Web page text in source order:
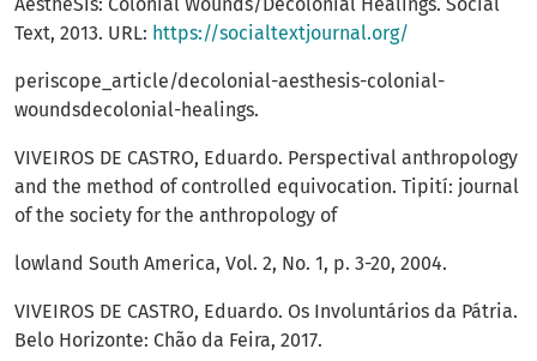
Text, 2013. URL: https://socialtextjournal.org/
periscope_article/decolonial-aesthesis-colonial-
woundsdecolonial-healings.
VIVEIROS DE CASTRO, Eduardo. Perspectival anthropology
and the method of controlled equivocation. Tipití: journal
of the society for the anthropology of
lowland South America, Vol. 2, No. 1, p. 3-20, 2004.
VIVEIROS DE CASTRO, Eduardo. Os Involuntários da Pátria.
Belo Horizonte: Chão da Feira, 2017.